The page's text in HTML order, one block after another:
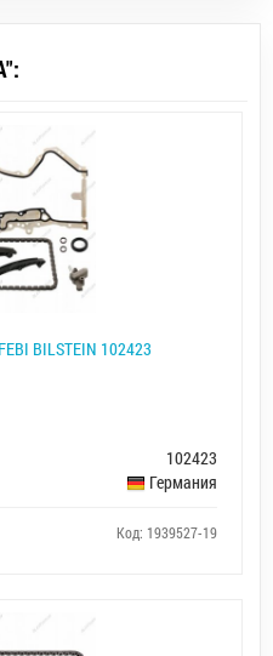
BILSTEIN 102423
102423
Германия
Код: 1939527-19